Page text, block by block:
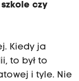
czy
Kiedy ja
to był to
i tyle. Nie